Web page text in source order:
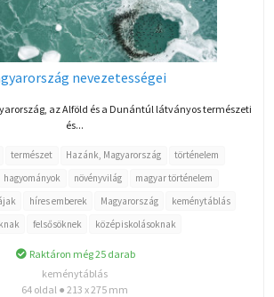
nevezetességei
az Alföld és a Dunántúl látványos természeti
és...
természet Hazánk, Magyarország
történelem
hagyományok növényvilág
magyar történelem
híres emberek Magyarország
keménytáblás
felsősöknek középiskolásoknak
Raktáron még 25 darab
keménytáblás
64 oldal ● 213 x 275 mm